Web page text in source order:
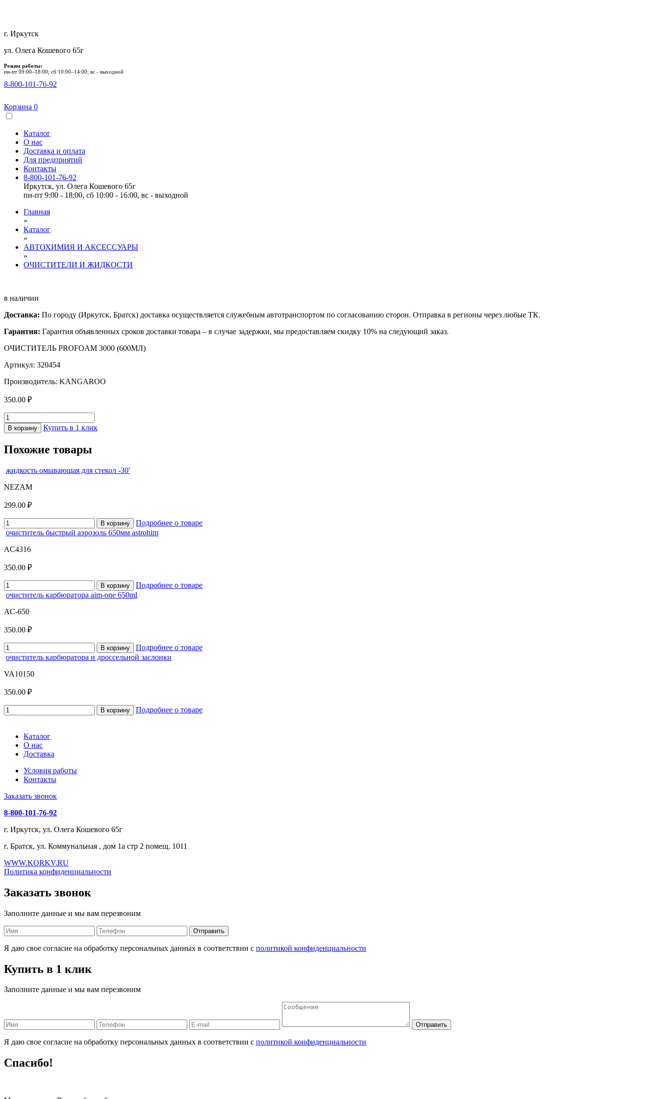
г. Иркутск
ул. Олега Кошевого 65г
Режим работы:
пн-пт 09:00–18:00; сб 10:00–14:00; вс - выходной
8-800-101-76-92
Корзина 0
Каталог
О нас
Доставка и оплата
Для предприятий
Контакты
8-800-101-76-92
Иркутск, ул. Олега Кошевого 65г
пн-пт 9:00 - 18:00, сб 10:00 - 16:00, вс - выходной
Главная
»
Каталог
»
АВТОХИМИЯ И АКСЕССУАРЫ
»
ОЧИСТИТЕЛИ И ЖИДКОСТИ
в наличии
Доставка: По городу (Иркутск, Братск) доставка осуществляется служебным автотранспортом по согласованию сторон. Отправка в регионы через любые ТК.
Гарантия: Гарантия объявленных сроков доставки товара – в случае задержки, мы предоставляем скидку 10% на следующий заказ.
ОЧИСТИТЕЛЬ PROFOAM 3000 (600МЛ)
Артикул: 320454
Производитель: KANGAROO
350.00 ₽
В корзину Купить в 1 клик
Похожие товары
жидкость омывающая для стекол -30'
NEZAM
299.00 ₽
В корзину
Подробнее о товаре
очиститель быстрый аэрозоль 650мм astrohim
AC4316
350.00 ₽
В корзину
Подробнее о товаре
очиститель карбюратора aim-one 650ml
AC-650
350.00 ₽
В корзину
Подробнее о товаре
очиститель карбюратора и дроссельной заслонки
VA10150
350.00 ₽
В корзину Подробнее о товаре
Каталог
О нас
Доставка
Условия работы
Контакты
Заказать звонок
8-800-101-76-92
г. Иркутск, ул. Олега Кошевого 65г
г. Братск, ул. Коммунальная , дом 1а стр 2 помещ. 1011
WWW.KORKV.RU
Политика конфиденциальности
Заказать звонок
Заполните данные и мы вам перезвоним
Я даю свое согласие на обработку персональных данных в соответствии с политикой конфиденциальности
Купить в 1 клик
Заполните данные и мы вам перезвоним
Я даю свое согласие на обработку персональных данных в соответствии с политикой конфиденциальности
Спасибо!